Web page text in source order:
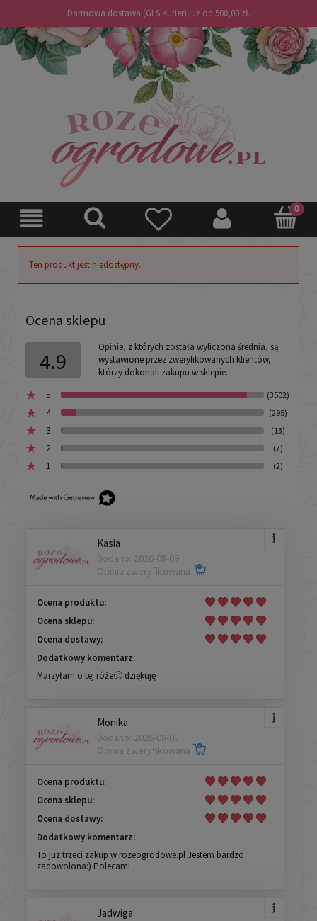
Darmowa dostawa (GLS Kurier) już od 500,00 zł.
Ten produkt jest niedostępny.
Ocena sklepu
4.9
Opinie, z których została wyliczona średnia, są
wystawione przez zweryfikowanych klientów,
którzy dokonali zakupu w sklepie.
5
(3502)
4 (295)
3 (13)
2 (7)
1 (2)
Kasia
Dodano: 2026-08-09
Opinia zweryfikowana
Ocena produktu:
Ocena sklepu:
Ocena dostawy:
Dodatkowy komentarz:
Marzyłam o tej róże🙂 dziękuję
Monika
Dodano: 2026-08-08
Opinia zweryfikowana
Ocena produktu:
Ocena sklepu:
Ocena dostawy:
Dodatkowy komentarz:
To juz trzeci zakup w rozeogrodowe.pl Jestem bardzo
zadowolona:) Polecam!
Jadwiga